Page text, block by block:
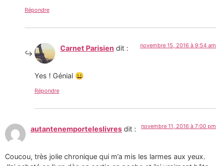
Répondre
Carnet Parisien dit : novembre 15, 2016 à 9:54 am
Yes ! Génial 😀
Répondre
autantenemporteleslivres dit : novembre 11, 2016 à 7:00 pm
Coucou, très jolie chronique qui m’a mis les larmes aux yeux.